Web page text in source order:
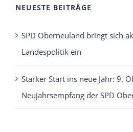
NEUESTE BEITRÄGE
SPD Oberneuland bringt sich
Landespolitik ein
Starker Start ins neue Jahr: 9.
Neujahrsempfang der SPD